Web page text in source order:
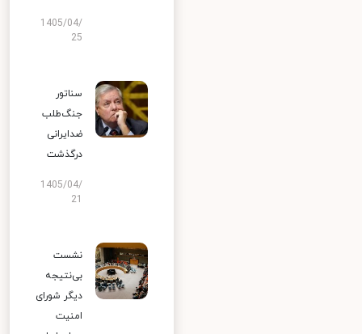
1405/04/
25
سناتور
جنگ‌طلب
ضدایرانی
درگذشت
1405/04/
نشست
بی‌نتیجه
دیگر شورای
امنیت